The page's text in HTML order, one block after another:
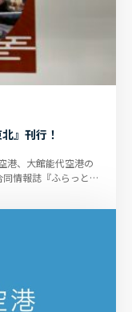
』刊行！
港、大館能代空港の
情報誌『ふらっと北